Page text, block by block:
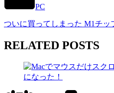
PC
ついに買ってしまった M1チッ
RELATED POSTS